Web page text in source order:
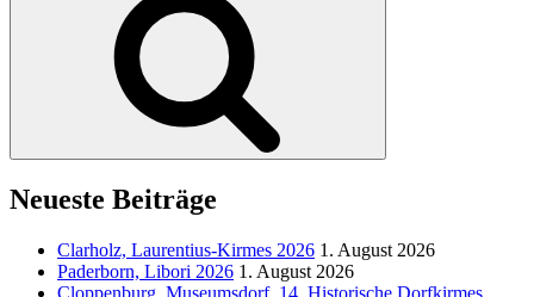
Neueste Beiträge
Clarholz, Laurentius-Kirmes 2026 1. August 2026
Paderborn, Libori 2026 1. August 2026
Cloppenburg, Museumsdorf, 14. Historische Dorfkirmes